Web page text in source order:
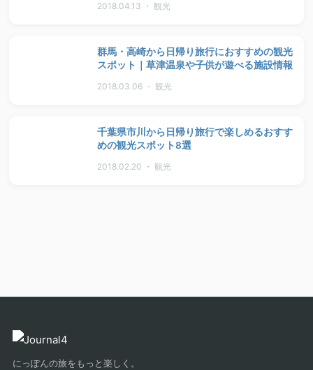
2018.04.13 ・ 観光
群馬・高崎から日帰り旅行におすすめの観光
スポット｜草津温泉や子供が遊べる施設情報
2018.03.06 ・ 観光
千葉県市川から日帰り旅行で楽しめるおすす
めの観光スポット8選
2018.02.20 ・ 観光
にっぽんの旅をもっと楽しく。